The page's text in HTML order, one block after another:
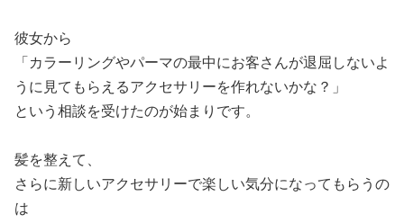
彼女から
「カラーリングやパーマの最中にお客さんが退屈しないよ
うに見てもらえるアクセサリーを作れないかな？」
という相談を受けたのが始まりです。
髪を整えて、
さらに新しいアクセサリーで楽しい気分になってもらうの
は